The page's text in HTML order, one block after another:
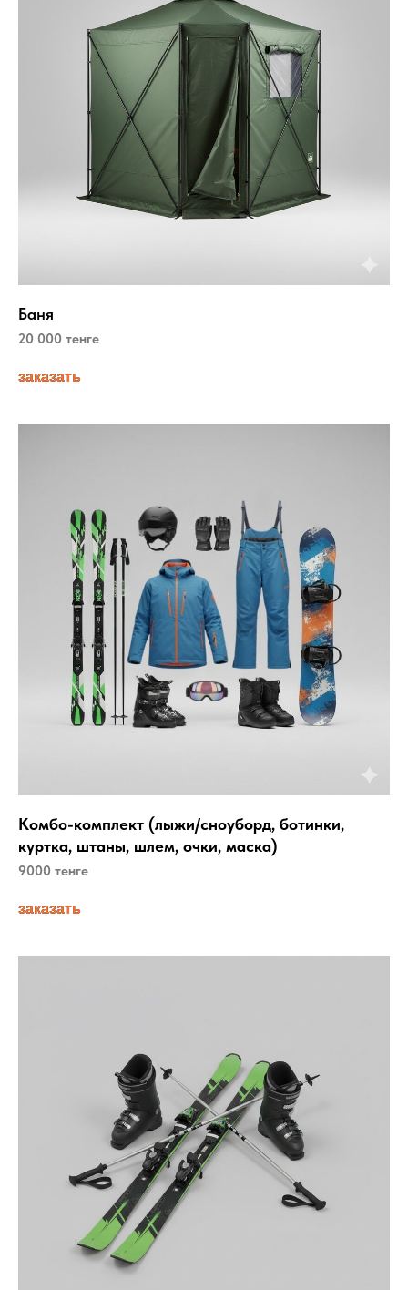
Баня
20 000 тенге
заказать
Комбо-комплект (лыжи/сноуборд, ботинки,
куртка, штаны, шлем, очки, маска)
9000 тенге
заказать